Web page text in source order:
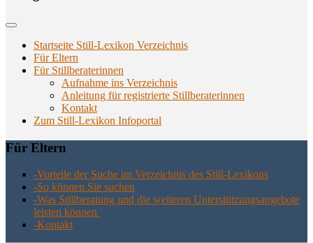
Startseite Still-Lexikon Verzeichnis
Für Eltern
Für Stillberaterinnen
Aufnahme ins Verzeichnis
Anlei­tung für regis­trier­te Stillberaterinnen
Kon­takt
Zum Still-Lexikon Infoportal
Für Eltern
-Vor­tei­le der Suche im Ver­zeich­nis des Still-Lexikons
-So kön­nen Sie suchen
-Was Still­be­ra­tung und die wei­te­ren Unter­stüt­zungs­an­ge­bo­te
leis­ten können
-Kon­takt